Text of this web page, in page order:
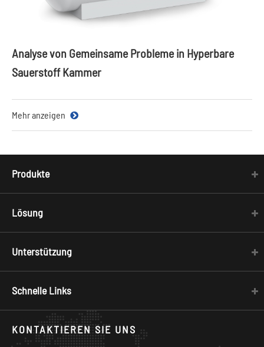
Analyse von Gemeinsame Probleme in Hyperbare
Sauerstoff Kammer
Mehr anzeigen
Produkte
Lösung
Unterstützung
Schnelle Links
KONTAKTIEREN SIE UNS